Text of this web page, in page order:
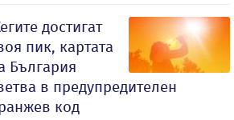
достигат
пик, картата
България
в предупредителен
код